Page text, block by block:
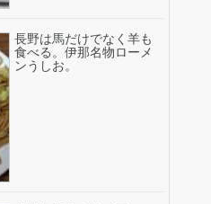
長野は馬だけでなく羊も
食べる。伊那名物ローメ
ンうしお。